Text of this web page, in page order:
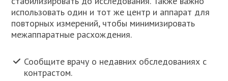
использовать один и тот же центр и аппарат для
повторных измерений, чтобы минимизировать
межаппаратные расхождения.
Сообщите врачу о недавних обследованиях с
контрастом.